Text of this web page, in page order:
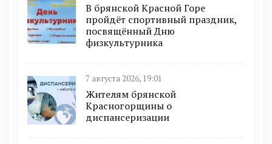
В брянской Красной Горе
пройдёт спортивный праздник,
посвящённый Дню
физкультурника
7 августа 2026, 19:01
Жителям брянской
Красногорщины о
диспансеризации